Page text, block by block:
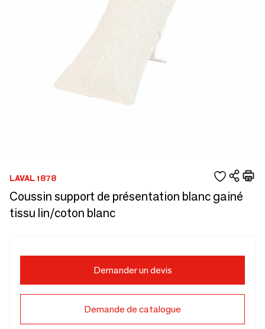
LAVAL 1878
Coussin support de présentation blanc gainé
tissu lin/coton blanc
Demander un devis
Demande de catalogue